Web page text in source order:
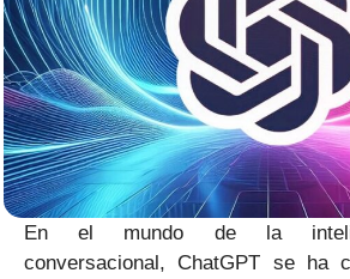
En el mundo de la
conversacional, ChatGPT se ha